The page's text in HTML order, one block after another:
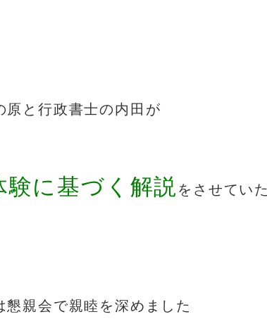
原と行政書士の内田が
験に基づく解説をさせてい
懇親会で親睦を深めました